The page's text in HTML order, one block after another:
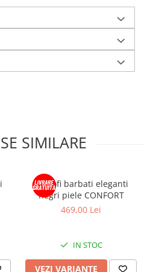
SIMILARE
Pantofi barbati eleganti
negri piele CONFORT
469,00 Lei
IN STOC
VEZI VARIANTE